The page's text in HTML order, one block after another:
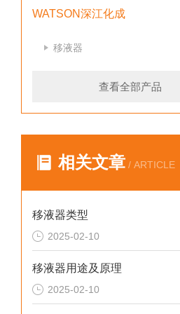
WATSON深江化成
移液器
查看全部产品
相关文章 / ARTICLE
移液器类型
2025-02-10
移液器用途及原理
2025-02-10